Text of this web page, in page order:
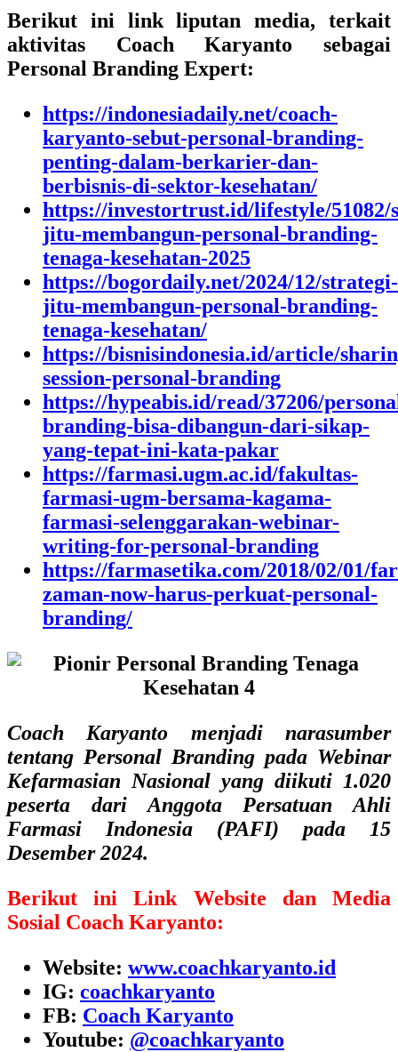
Berikut ini link liputan media, terkait
aktivitas Coach Karyanto sebagai
Personal Branding Expert:
https://indonesiadaily.net/coach-
karyanto-sebut-personal-branding-
penting-dalam-berkarier-dan-
berbisnis-di-sektor-kesehatan/
https://investortrust.id/lifestyle/51082/
jitu-membangun-personal-branding-
tenaga-kesehatan-2025
https://bogordaily.net/2024/12/strategi-
jitu-membangun-personal-branding-
tenaga-kesehatan/
https://bisnisindonesia.id/article/
session-personal-branding
https://hypeabis.id/read/37206/
branding-bisa-dibangun-dari-sikap-
yang-tepat-ini-kata-pakar
https://farmasi.ugm.ac.id/fakultas-
farmasi-ugm-bersama-kagama-
farmasi-selenggarakan-webinar-
writing-for-personal-branding
https://farmasetika.com/2018/02/01/
zaman-now-harus-perkuat-personal-
branding/
Coach Karyanto menjadi narasumber
tentang Personal Branding pada Webinar
Kefarmasian Nasional yang diikuti 1.020
peserta dari Anggota Persatuan Ahli
Farmasi Indonesia (PAFI) pada 15
Desember 2024.
Berikut ini Link Website dan Media
Sosial Coach Karyanto:
Website: www.coachkaryanto.id
IG: coachkaryanto
FB: Coach Karyanto
Youtube: @coachkaryanto